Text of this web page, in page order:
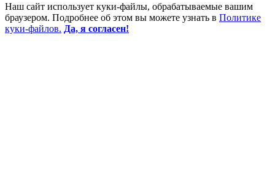
Наш сайт использует куки-файлы, обрабатываемые вашим
браузером. Подробнее об этом вы можете узнать в Политике
куки-файлов. Да, я согласен!